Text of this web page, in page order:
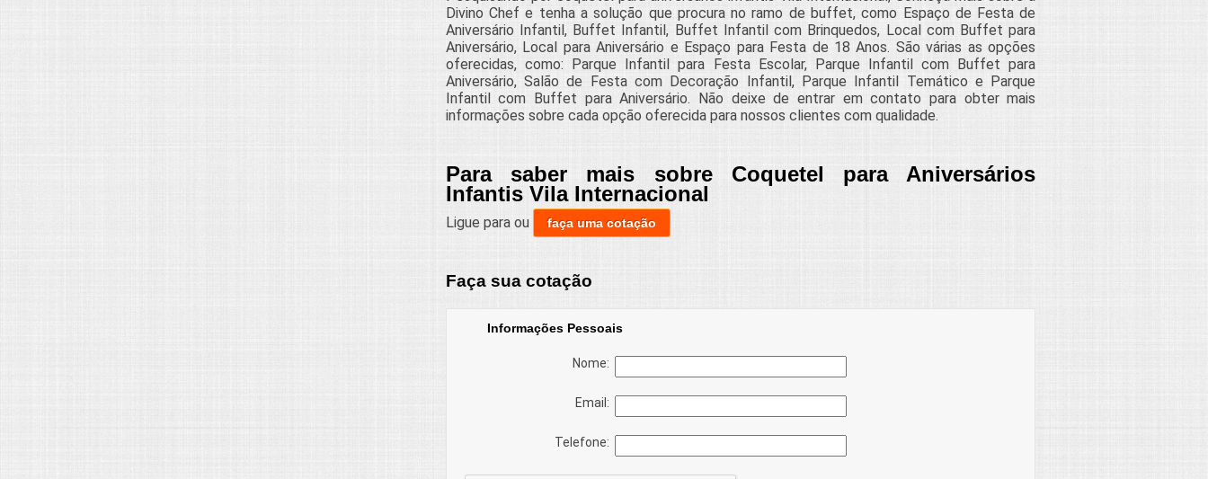
Divino Chef e tenha a solução que procura no ramo de buffet, como Espaço de Festa de
Aniversário Infantil, Buffet Infantil, Buffet Infantil com Brinquedos, Local com Buffet para
Aniversário, Local para Aniversário e Espaço para Festa de 18 Anos. São várias as opções
oferecidas, como: Parque Infantil para Festa Escolar, Parque Infantil com Buffet para
Aniversário, Salão de Festa com Decoração Infantil, Parque Infantil Temático e Parque
Infantil com Buffet para Aniversário. Não deixe de entrar em contato para obter mais
informações sobre cada opção oferecida para nossos clientes com qualidade.
Para saber mais sobre Coquetel para Aniversários
Infantis Vila Internacional
Ligue para ou faça uma cotação
Faça sua cotação
Informações Pessoais
Nome:
Email:
Telefone: